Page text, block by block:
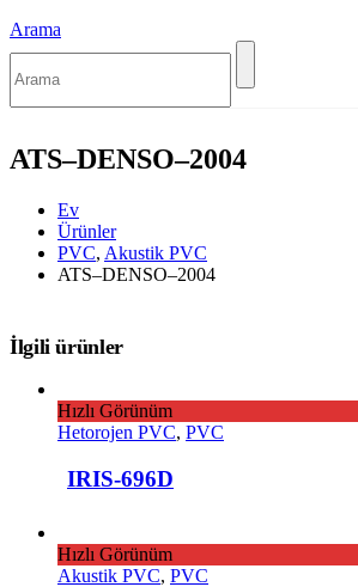
Arama
ATS–DENSO–2004
Ev
Ürünler
PVC, Akustik PVC
ATS–DENSO–2004
İlgili ürünler
Hızlı Görünüm
Hetorojen PVC, PVC
IRIS-696D
Hızlı Görünüm
Akustik PVC, PVC